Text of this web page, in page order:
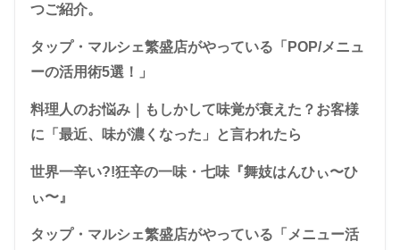
つご紹介。
タップ・マルシェ繁盛店がやっている「POP/メニュ
ーの活用術5選！」
料理人のお悩み｜もしかして味覚が衰えた？お客様
に「最近、味が濃くなった」と言われたら
世界一辛い?!狂辛の一味・七味『舞妓はんひぃ〜ひ
ぃ〜』
タップ・マルシェ繁盛店がやっている「メニュー活